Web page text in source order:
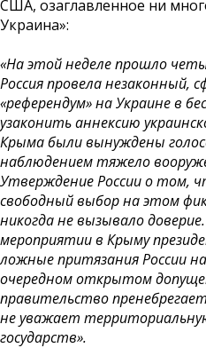
США, озаглавленное ни
Украина»:
«На этой неделе прошло
Россия провела незаконный,
«референдум» на Украине в
узаконить аннексию
Крыма были вынуждены
наблюдением тяжело
Утверждение России о том,
свободный выбор на этом
никогда не вызывало
мероприятии в Крыму
ложные притязания России
очередном открытом
правительство
не уважает
государств».